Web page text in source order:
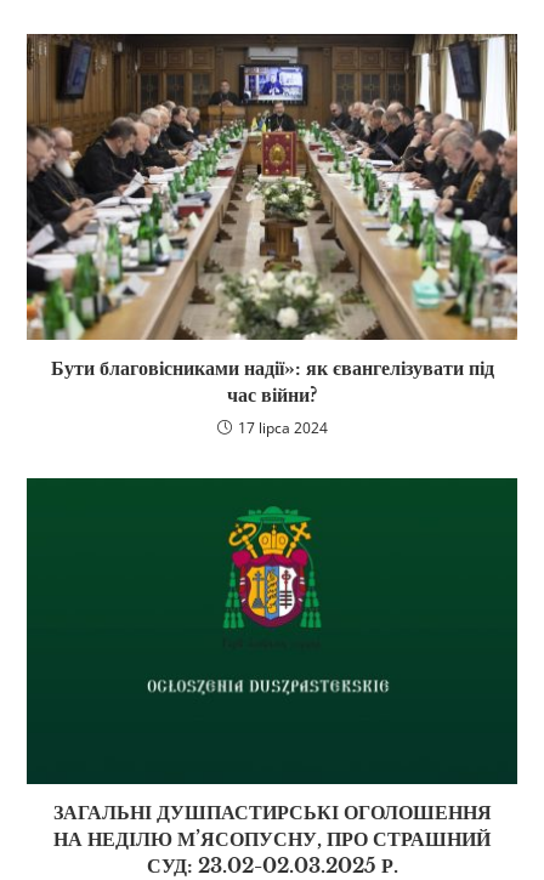
Бути благовісниками надії»: як євангелізувати під
час війни?
17 lipca 2024
ЗАГАЛЬНІ ДУШПАСТИРСЬКІ ОГОЛОШЕННЯ
НА НЕДІЛЮ М’ЯСОПУСНУ, ПРО СТРАШНИЙ
СУД: 23.02-02.03.2025 Р.